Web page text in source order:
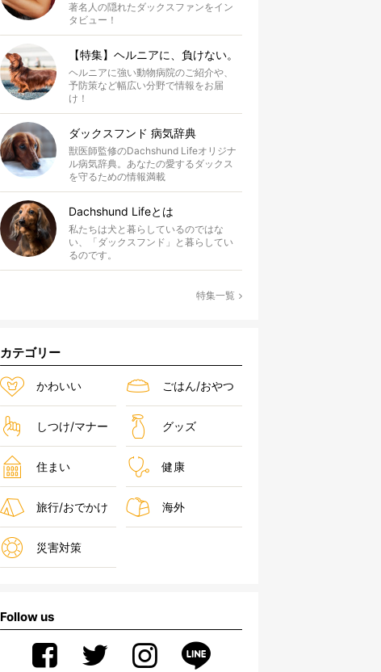
著名人の隠れたダックスファンをイン
タビュー！
【特集】ヘルニアに、負けない。
ヘルニアに強い動物病院のご紹介や、
予防策など幅広い分野で情報をお届
け！
ダックスフンド 病気辞典
獣医師監修のDachshund Lifeオリジナ
ル病気辞典。あなたの愛するダックス
を守るための情報満載
Dachshund Lifeとは
私たちは犬と暮らしているのではな
い、「ダックスフンド」と暮らしてい
るのです。
特集一覧
カテゴリー
かわいい ごはん/おやつ
しつけ/マナー グッズ
住まい 健康
旅行/おでかけ 海外
災害対策
Follow us